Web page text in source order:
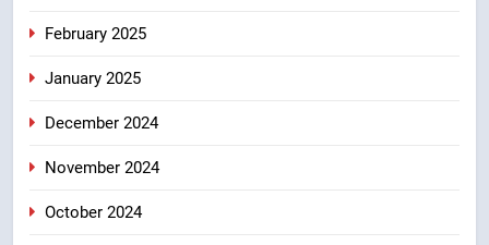
February 2025
January 2025
December 2024
November 2024
October 2024